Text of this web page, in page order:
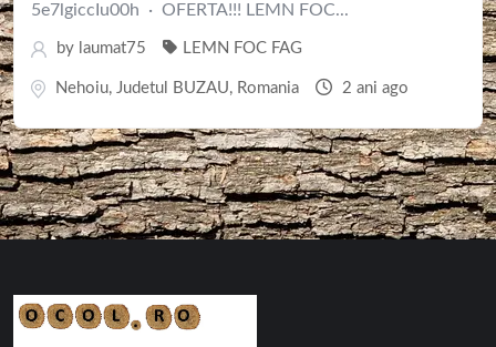
5e7lgiccIu00h · OFERTA!!! LEMN FOC...
by laumat75 LEMN FOC FAG
Nehoiu, Judetul BUZAU, Romania 2 ani ago